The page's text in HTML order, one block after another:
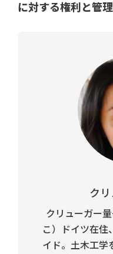
に対する権利と管
ク
クリューガー
こ）ドイツ在住
イド。土木工学